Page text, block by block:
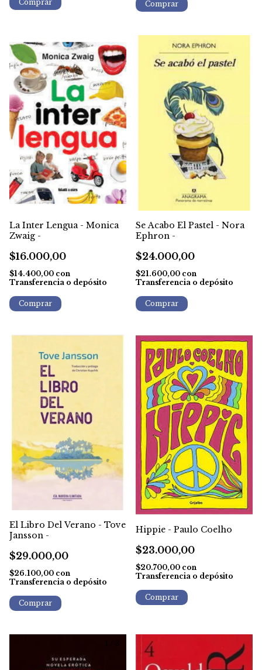
La Inter Lengua - Monica
Zwaig -
$16.000,00
$14.400,00 con
Transferencia o depósito
Se Acabo El Pastel - Nora
Ephron -
$24.000,00
$21.600,00 con
Transferencia o depósito
El Libro Del Verano - Tove
Jansson -
$29.000,00
$26.100,00 con
Transferencia o depósito
Hippie - Paulo Coelho
$23.000,00
$20.700,00 con
Transferencia o depósito